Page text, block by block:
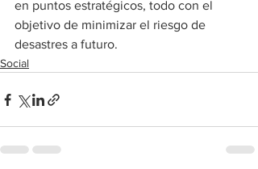
en puntos estratégicos, todo con el
objetivo de minimizar el riesgo de
desastres a futuro.
Social